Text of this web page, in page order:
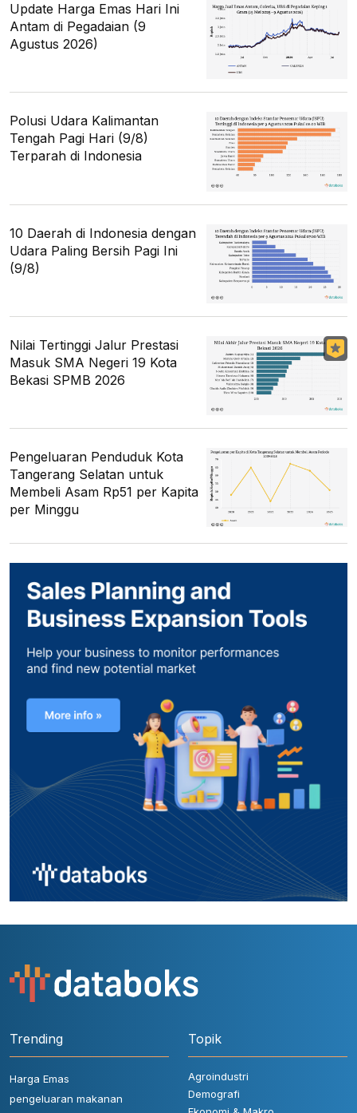
Update Harga Emas Hari Ini
Antam di Pegadaian (9
Agustus 2026)
Polusi Udara Kalimantan
Tengah Pagi Hari (9/8)
Terparah di Indonesia
10 Daerah di Indonesia dengan
Udara Paling Bersih Pagi Ini
(9/8)
Nilai Tertinggi Jalur Prestasi
Masuk SMA Negeri 19 Kota
Bekasi SPMB 2026
Pengeluaran Penduduk Kota
Tangerang Selatan untuk
Membeli Asam Rp51 per Kapita
per Minggu
Trending
Harga Emas
pengeluaran makanan
Topik
Agroindustri
Demografi